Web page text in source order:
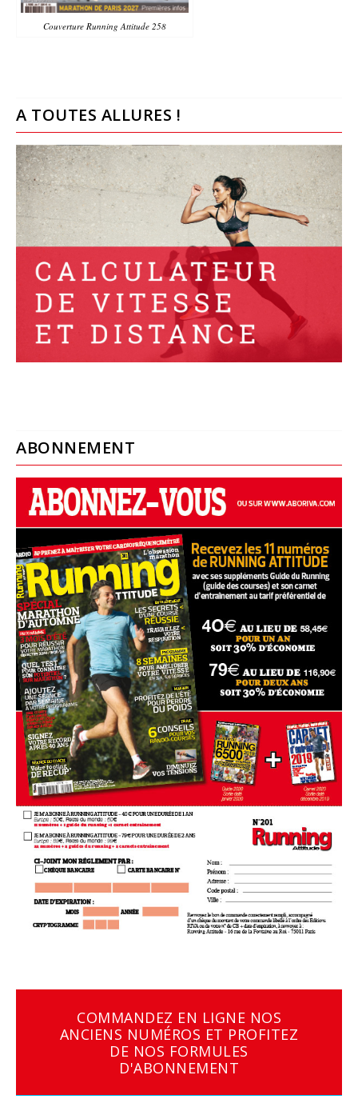
Couverture Running Attitude 258
A TOUTES ALLURES !
ABONNEMENT
COMMANDEZ EN LIGNE NOS
ANCIENS NUMÉROS ET PROFITEZ
DE NOS FORMULES
D'ABONNEMENT